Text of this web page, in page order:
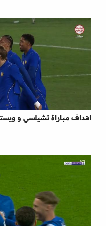
اهداف مباراة تشيلسي و ويسترن سيدني